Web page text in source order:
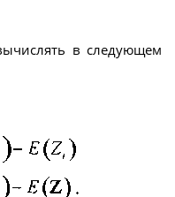
в следующем